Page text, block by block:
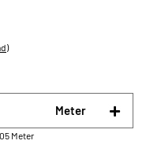
Meter
Meter